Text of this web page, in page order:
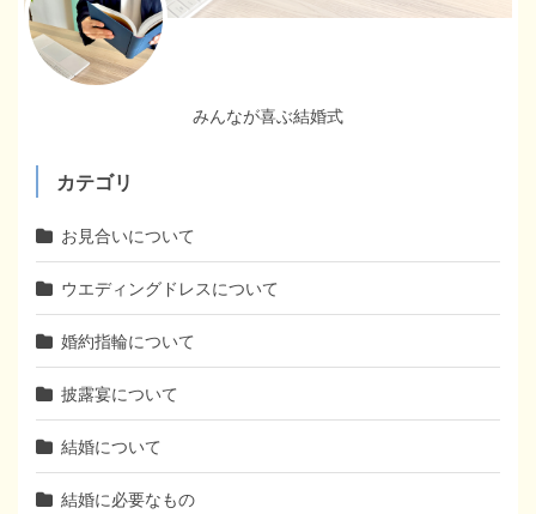
みんなが喜ぶ結婚式
カテゴリ
お見合いについて
ウエディングドレスについて
婚約指輪について
披露宴について
結婚について
結婚に必要なもの